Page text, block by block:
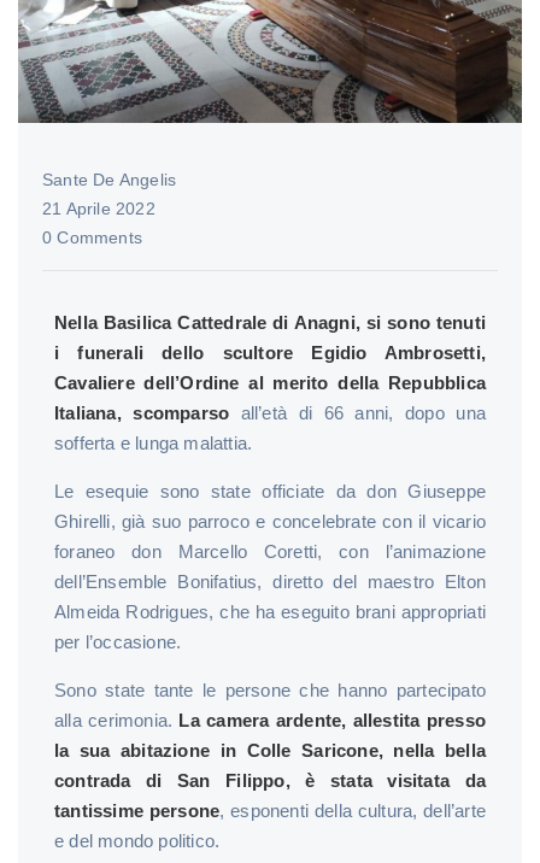
Sante De Angelis
21 Aprile 2022
0 Comments
Nella Basilica Cattedrale di Anagni, si sono tenuti
i funerali dello scultore Egidio Ambrosetti,
Cavaliere dell’Ordine al merito della Repubblica
Italiana, scomparso all’età di 66 anni, dopo una
sofferta e lunga malattia.
Le esequie sono state officiate da don Giuseppe
Ghirelli, già suo parroco e concelebrate con il vicario
foraneo don Marcello Coretti, con l’animazione
dell’Ensemble Bonifatius, diretto del maestro Elton
Almeida Rodrigues, che ha eseguito brani appropriati
per l’occasione.
Sono state tante le persone che hanno partecipato
alla cerimonia. La camera ardente, allestita presso
la sua abitazione in Colle Saricone, nella bella
contrada di San Filippo, è stata visitata da
tantissime persone, esponenti della cultura, dell’arte
e del mondo politico.